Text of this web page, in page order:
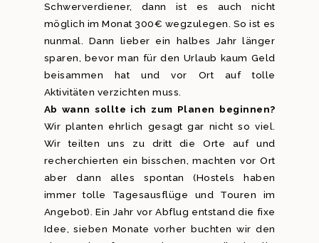
Schwerverdiener, dann ist es auch nicht
möglich im Monat 300€ wegzulegen. So ist es
nunmal. Dann lieber ein halbes Jahr länger
sparen, bevor man für den Urlaub kaum Geld
beisammen hat und vor Ort auf tolle
Aktivitäten verzichten muss.
Ab wann sollte ich zum Planen beginnen?
Wir planten ehrlich gesagt gar nicht so viel.
Wir teilten uns zu dritt die Orte auf und
recherchierten ein bisschen, machten vor Ort
aber dann alles spontan (Hostels haben
immer tolle Tagesausflüge und Touren im
Angebot). Ein Jahr vor Abflug entstand die fixe
Idee, sieben Monate vorher buchten wir den